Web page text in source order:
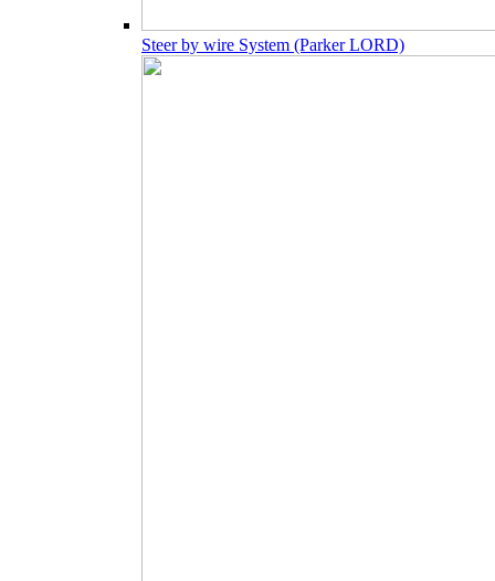
Steer by wire System (Parker LORD)